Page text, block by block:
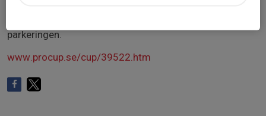
parkeringen.
www.procup.se/cup/39522.htm